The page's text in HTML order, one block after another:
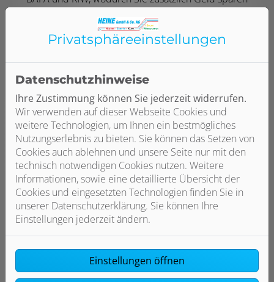
Zuverlässige und termingerechte Installation
Egal ob klassische Öl- oder Gasheizung, Hybridlösung
oder Wärmepumpe, wir übernehmen Lieferung,
Installation und die Koordination von Fremdgewerken.
So können wir eine sorgfältige und termingerechte
Ausführung aller Arbeiten versprechen, und Sie haben
nur einen Ansprechpartner: Uns.
Privatsphäre­einstellungen
Datenschutzhinweise
Ihre Zustimmung können Sie jederzeit widerrufen.
Wir verwenden auf dieser Webseite Cookies und
weitere Technologien, um Ihnen ein bestmögliches
Nutzungserlebnis zu bieten. Sie können das Setzen von
Cookies auch ablehnen und unsere Seite nur mit den
technisch notwendigen Cookies nutzen. Weitere
Informationen, sowie eine detaillierte Übersicht der
Cookies und eingesetzten Technologien finden Sie in
unserer Datenschutzerklärung. Sie können Ihre
Einstellungen jederzeit ändern.
Einstellungen öffnen